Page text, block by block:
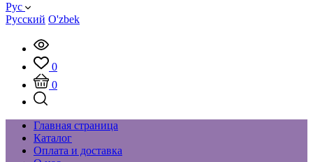
Рус
Русский O'zbek
0
0
Главная страница
Каталог
Оплата и доставка